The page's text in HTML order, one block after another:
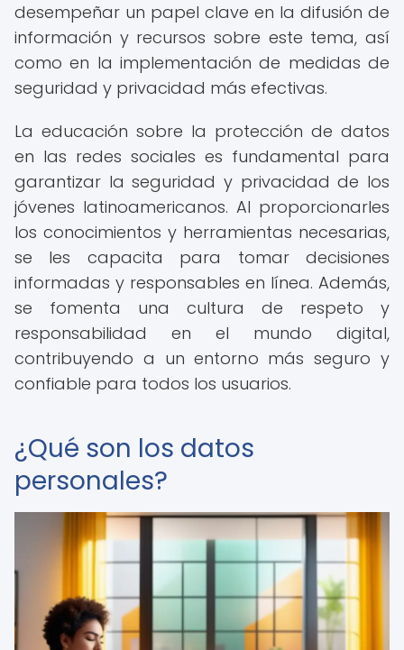
desempeñar un papel clave en la difusión de
información y recursos sobre este tema, así
como en la implementación de medidas de
seguridad y privacidad más efectivas.
La educación sobre la protección de datos
en las redes sociales es fundamental para
garantizar la seguridad y privacidad de los
jóvenes latinoamericanos. Al proporcionarles
los conocimientos y herramientas necesarias,
se les capacita para tomar decisiones
informadas y responsables en línea. Además,
se fomenta una cultura de respeto y
responsabilidad en el mundo digital,
contribuyendo a un entorno más seguro y
confiable para todos los usuarios.
¿Qué son los datos
personales?